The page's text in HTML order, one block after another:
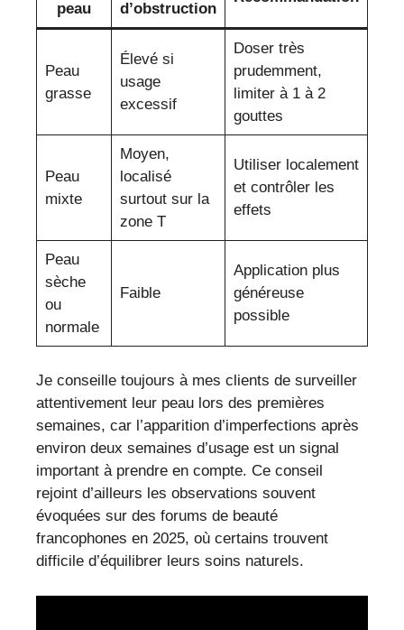
peau
d’obstruction
Peau
grasse
Élevé si
usage
excessif
Doser très
prudemment,
limiter à 1 à 2
gouttes
Peau
mixte
Moyen,
localisé
surtout sur la
zone T
Utiliser localement
et contrôler les
effets
Peau
sèche
ou
normale
Faible
Application plus
généreuse
possible
Je conseille toujours à mes clients de surveiller
attentivement leur peau lors des premières
semaines, car l’apparition d’imperfections après
environ deux semaines d’usage est un signal
important à prendre en compte. Ce conseil
rejoint d’ailleurs les observations souvent
évoquées sur des forums de beauté
francophones en 2025, où certains trouvent
difficile d’équilibrer leurs soins naturels.